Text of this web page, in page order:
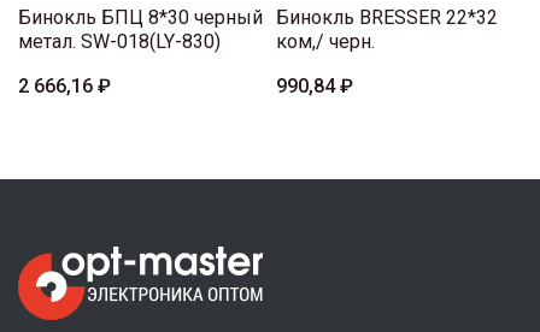
Бинокль БПЦ 8*30 черный
метал. SW-018(LY-830)
2 666,16 ₽
Бинокль BRESSER 22*32
ком,/ черн.
990,84 ₽